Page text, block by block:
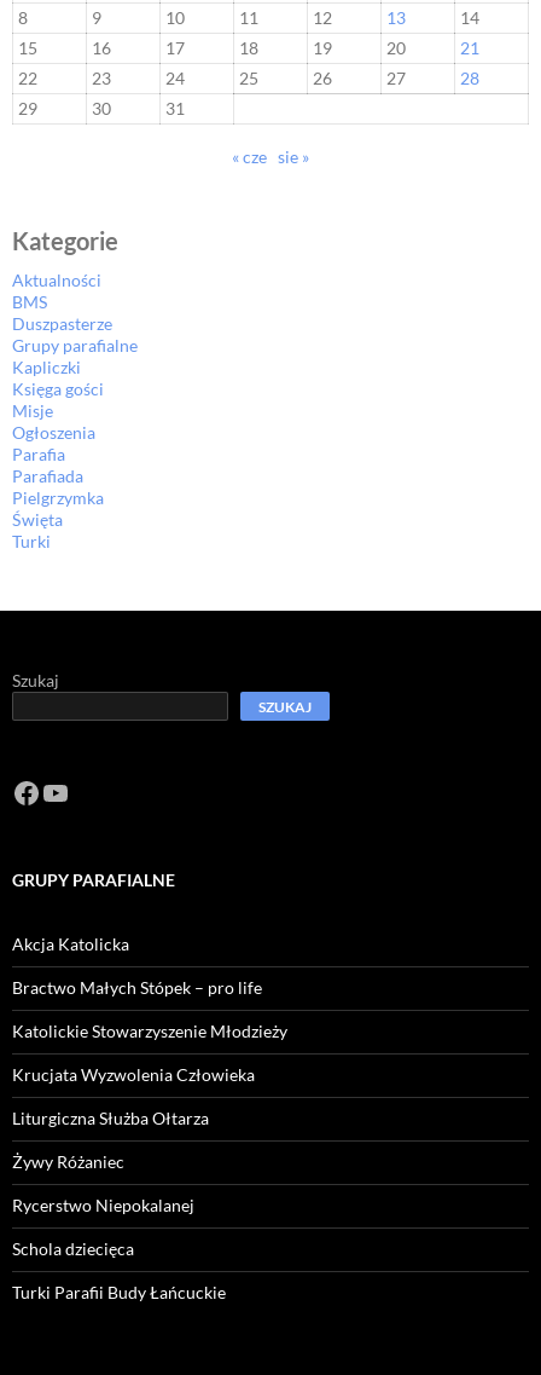
8
9 10 11 12 13
14
15
16 17 18 19 20
21
22
23 24 25 26 27
28
29
30 31
« cze sie »
Kategorie
Aktualności
BMS
Duszpasterze
Grupy parafialne
Kapliczki
Księga gości
Misje
Ogłoszenia
Parafia
Parafiada
Pielgrzymka
Święta
Turki
Szukaj
SZUKAJ
Facebook
https://www.youtube.com/channel/
GRUPY PARAFIALNE
Akcja Katolicka
Bractwo Małych Stópek – pro life
Katolickie Stowarzyszenie Młodzieży
Krucjata Wyzwolenia Człowieka
Liturgiczna Służba Ołtarza
Żywy Różaniec
Rycerstwo Niepokalanej
Schola dziecięca
Turki Parafii Budy Łańcuckie